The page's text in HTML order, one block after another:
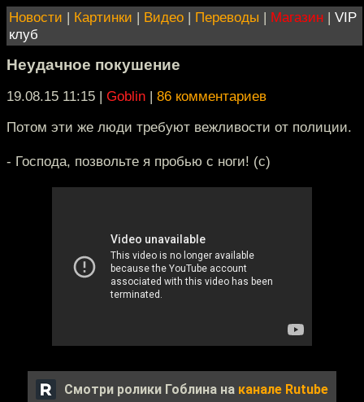
Новости | Картинки | Видео | Переводы | Магазин | VIP
клуб
Неудачное покушение
19.08.15 11:15 | Goblin | 86 комментариев
Потом эти же люди требуют вежливости от полиции.
- Господа, позвольте я пробью с ноги! (с)
Смотри ролики Гоблина на канале Rutube